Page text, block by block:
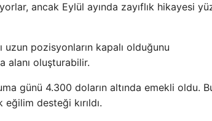
ancak Eylül ayında zayıflık hikayesi
pozisyonların kapalı olduğunu
alanı oluşturabilir.
günü 4.300 doların altında emekli oldu.
desteği kırıldı.